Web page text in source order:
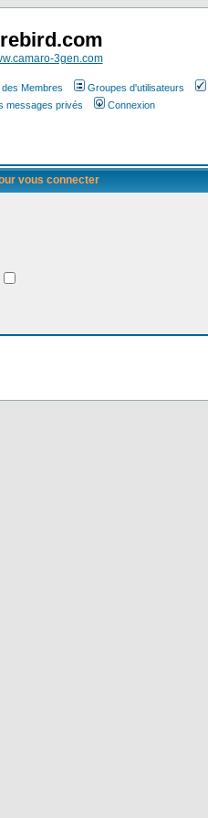
3gen.com
Membres Groupes d'utilisateurs
messages privés Connexion
vous connecter